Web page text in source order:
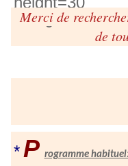
Merci de
de
* P rogramme